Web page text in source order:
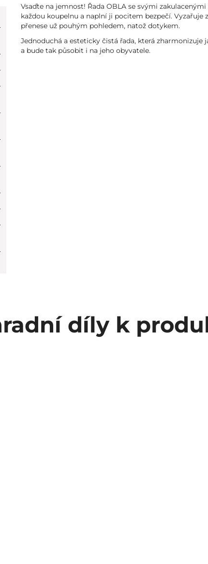
Vsaďte na jemnost! Řada OBLA se svými
každou koupelnu a naplní ji pocitem bezpečí. Vyzařuje
přenese už pouhým pohledem, natož dotykem.
Jednoduchá a esteticky čistá řada, která zharmonizuje
a bude tak působit i na jeho obyvatele.
díly k